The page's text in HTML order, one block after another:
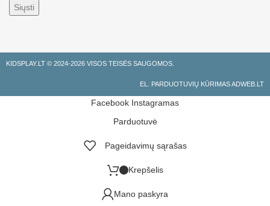
KIDSPLAY.LT © 2024-2026 VISOS TEISĖS SAUGOMOS.
EL. PARDUOTUVIŲ KŪRIMAS ADWEB.LT
Facebook Instagramas
Parduotuvė
Pageidavimų sąrašas
Krepšelis
Mano paskyra